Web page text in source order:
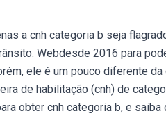
a cnh categoria b seja
Webdesde 2016 para
ele é um pouco diferente
de habilitação (cnh) de
obter cnh categoria b, e